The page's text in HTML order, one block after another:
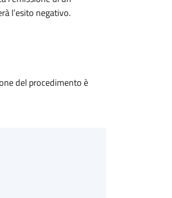
l’esito negativo.
del procedimento è